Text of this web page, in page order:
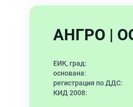
АНГРО |
ЕИК, град:
основана:
регистрация по ДДС:
КИД 2008: